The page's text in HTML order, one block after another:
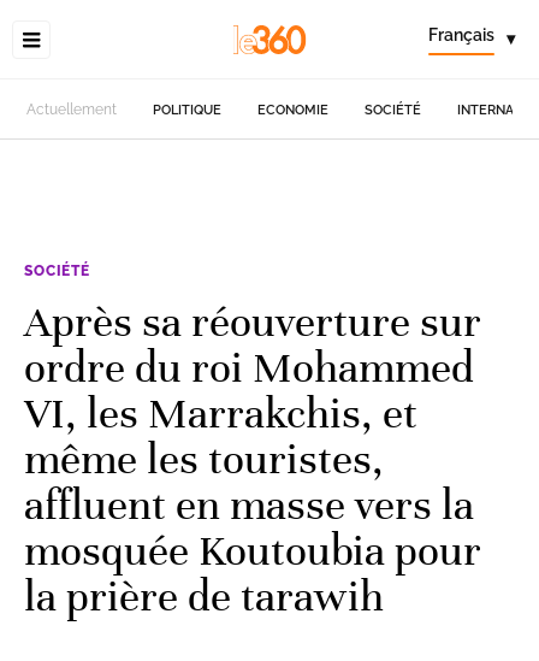
Français ▾
Actuellement POLITIQUE ECONOMIE SOCIÉTÉ
SOCIÉTÉ
Après sa réouverture sur
ordre du roi Mohammed
VI, les Marrakchis, et
même les touristes,
affluent en masse vers la
mosquée Koutoubia pour
la prière de tarawih